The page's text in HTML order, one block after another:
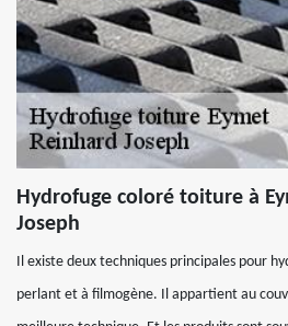
Hydrofuge coloré toiture à
Joseph
Il existe deux techniques principales pour
perlant et à filmogène. Il appartient au